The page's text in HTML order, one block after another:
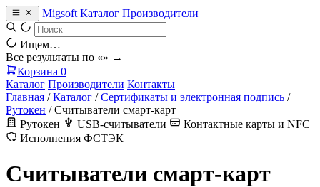
Migsoft Каталог Производители
Ищем…
Все результаты по «» →
Корзина 0
Каталог Производители Контакты
Главная / Каталог / Сертификаты и электронная подпись /
Рутокен / Считыватели смарт-карт
Рутокен
USB-считыватели
Контактные карты и NFC
Исполнения ФСТЭК
Считыватели смарт-карт